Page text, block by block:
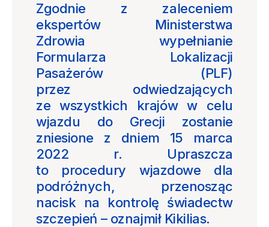
Zgodnie z zaleceniem
ekspertów Ministerstwa
Zdrowia wypełnianie
Formularza Lokalizacji
Pasażerów (PLF)
przez odwiedzających
ze wszystkich krajów w celu
wjazdu do Grecji zostanie
zniesione z dniem 15 marca
2022 r. Upraszcza
to procedury wjazdowe dla
podróżnych, przenosząc
nacisk na kontrolę świadectw
szczepień – oznajmił Kikilias.